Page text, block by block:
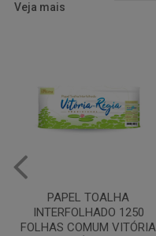
Veja mais
CAFÉ TORRADO E MOÍDO
CLÁSSICO ALMOFADA 250G
SANTA CLARA